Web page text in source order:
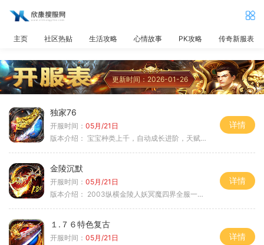
主页 社区热贴 生活攻略 心情故事 PK攻略 传奇新服表
更新时间：2026-01-26
独家76
开服时间： 05月/21日
版本介绍： 宝宝种类上千，自动成长进阶，天赋培养
详情
金陵沉默
开服时间： 05月/21日
版本介绍： 2003纵横金陵人妖冥魔四界全服一切靠
详情
１.７６特色复古
开服时间： 05月/21日
详情